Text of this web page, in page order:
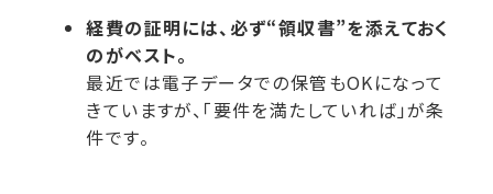
経費の証明には、必ず“領収書”を添えておく
のがベスト。
最近では電子データでの保管もOKになって
きていますが、「要件を満たしていれば」が条
件です。